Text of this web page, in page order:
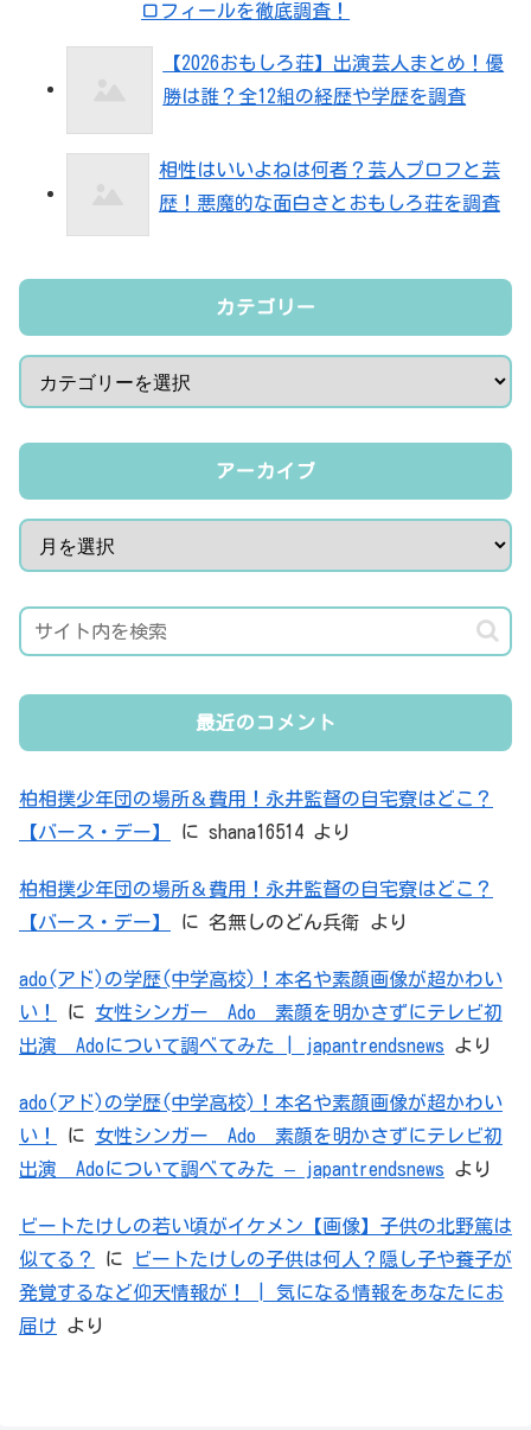
ロフィールを徹底調査！
【2026おもしろ荘】出演芸人まとめ！優
勝は誰？全12組の経歴や学歴を調査
相性はいいよねは何者？芸人プロフと芸
歴！悪魔的な面白さとおもしろ荘を調査
カテゴリー
アーカイブ
最近のコメント
柏相撲少年団の場所＆費用！永井監督の自宅寮はどこ？
【バース・デー】
に shana16514 より
柏相撲少年団の場所＆費用！永井監督の自宅寮はどこ？
【バース・デー】
に 名無しのどん兵衛 より
ado(アド)の学歴(中学高校)！本名や素顔画像が超かわい
い！
に 女性シンガー Ado 素顔を明かさずにテレビ初
出演 Adoについて調べてみた | japantrendsnews より
ado(アド)の学歴(中学高校)！本名や素顔画像が超かわい
い！
に 女性シンガー Ado 素顔を明かさずにテレビ初
出演 Adoについて調べてみた – japantrendsnews より
ビートたけしの若い頃がイケメン【画像】子供の北野篤は
似てる？
に
ビートたけしの子供は何人？隠し子や養子が
発覚するなど仰天情報が！ | 気になる情報をあなたにお
届け より